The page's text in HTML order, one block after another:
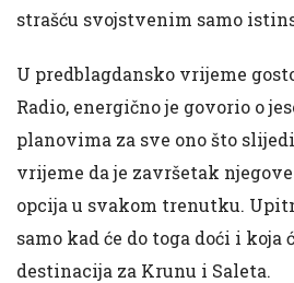
strašću svojstvenim samo
U predblagdansko vrijeme
Radio, energično je govorio o
planovima za sve ono što
vrijeme da je završetak
opcija u svakom trenutku.
samo kad će do toga doći i koja
destinacija za Krunu i Saleta.